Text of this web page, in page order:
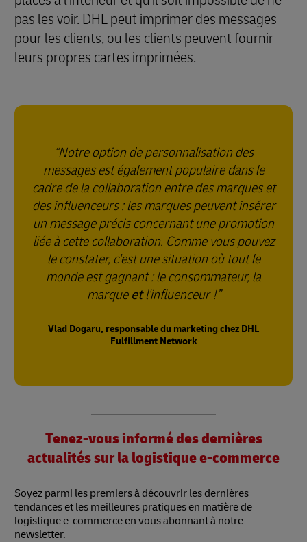
pas les voir. DHL peut imprimer des messages
pour les clients, ou les clients peuvent fournir
leurs propres cartes imprimées.
Notre option de personnalisation des
messages est également populaire dans le
cadre de la collaboration entre des marques et
des influenceurs : les marques peuvent insérer
un message précis concernant une promotion
liée à cette collaboration. Comme vous pouvez
le constater, c'est une situation où tout le
monde est gagnant : le consommateur, la
marque etl'influenceur !
Vlad Dogaru, responsable du marketing chez DHL
Fulfillment Network
Tenez-vous informé des dernières
actualités sur la logistique e-commerce
Soyez parmi les premiers à découvrir les dernières
tendances et les meilleures pratiques en matière de
logistique e-commerce en vous abonnant à notre
newsletter.